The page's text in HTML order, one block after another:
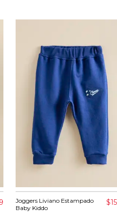
Joggers Liviano Estampado
Baby Kiddo